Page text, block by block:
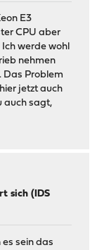
E3
CPU aber
werde wohl
nehmen
Das Problem
jetzt auch
auch sagt,
sich (IDS
es sein das